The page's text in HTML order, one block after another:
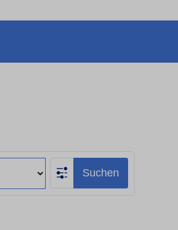
Suchen